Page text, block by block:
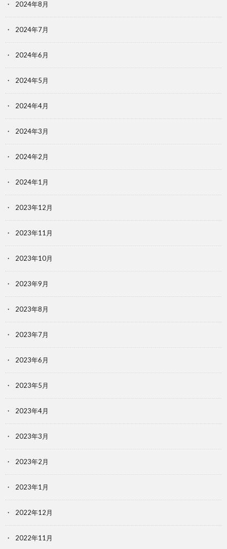
2024年8月
2024年7月
2024年6月
2024年5月
2024年4月
2024年3月
2024年2月
2024年1月
2023年12月
2023年11月
2023年10月
2023年9月
2023年8月
2023年7月
2023年6月
2023年5月
2023年4月
2023年3月
2023年2月
2023年1月
2022年12月
2022年11月